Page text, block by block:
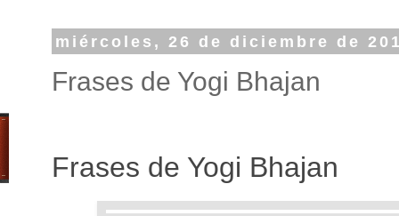
miércoles, 26 de diciembre de
Frases de Yogi Bhajan
Frases de Yogi Bhajan